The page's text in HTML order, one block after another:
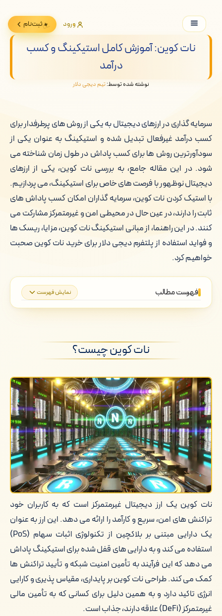
ورود ثبت‌نام
نات کوین: آموزش کامل استیکینگ و کسب
درآمد
نوشته شده توسط:تیم دیجی دلار
سرمایه گذاری در ارزهای دیجیتال به یکی از روش های پرطرفدار برای
کسب درآمد غیرفعال تبدیل شده و استیکینگ به عنوان یکی از
سودآورترین روش ها برای کسب پاداش در طول زمان شناخته می
شود. در این مقاله جامع، به بررسی نات کوین، یکی از ارزهای
دیجیتال نوظهور با فرصت های خاص برای استیکینگ، می پردازیم.
با استیک کردن نات کوین، سرمایه گذاران امکان کسب پاداش های
ثابت را دارند، در عین حال در محیطی امن و غیرمتمرکز مشارکت می
کنند. در این راهنما، از مبانی استیکینگ نات کوین، مزایا، ریسک ها
و فواید استفاده از پلتفرم دیجی دلار برای خرید نات کوین صحبت
خواهیم کرد.
فهرست مطالب نمایش فهرست
نات کوین چیست؟
نحوه کارکرد استیکینگ نات کوین
مزایای استیکینگ نات کوین
راهنمای گام به گام استیکینگ نات کوین
استفاده از دیجی دلار برای خرید نات کوین
ریسک ها و ملاحظات استیکینگ نات کوین
کلام آخر
نات کوین چیست؟
نات کوین یک ارز دیجیتال غیرمتمرکز است که به کاربران خود
تراکنش های امن، سریع و کارآمد را ارائه می دهد. این ارز به عنوان
یک دارایی مبتنی بر بلاکچین از تکنولوژی اثبات سهام (PoS)
استفاده می کند و به دارایی های قفل شده برای استیکینگ پاداش
می دهد که این فرآیند به تأمین امنیت شبکه و تأیید تراکنش ها
کمک می کند. طراحی نات کوین بر پایداری، مقیاس پذیری و کارایی
انرژی تاکید دارد و به همین دلیل برای کسانی که به تأمین مالی
غیرمتمرکز (DeFi) علاقه دارند، جذاب است.